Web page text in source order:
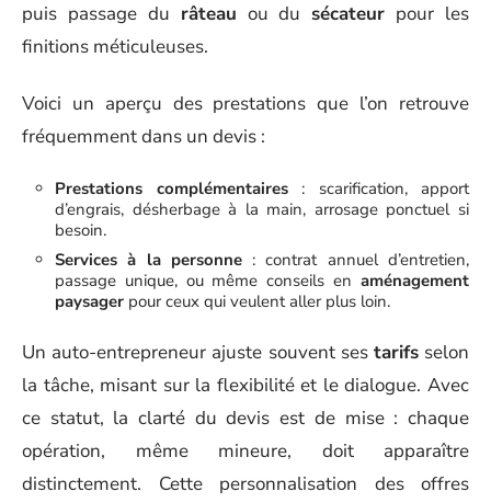
puis passage du râteau ou du sécateur pour les
finitions méticuleuses.
Voici un aperçu des prestations que l’on retrouve
fréquemment dans un devis :
Prestations complémentaires: scarification, apport
d’engrais, désherbage à la main, arrosage ponctuel si
besoin.
Services à la personne: contrat annuel d’entretien,
passage unique, ou même conseils en aménagement
paysager pour ceux qui veulent aller plus loin.
Un auto-entrepreneur ajuste souvent ses tarifsselon
la tâche, misant sur la flexibilité et le dialogue. Avec
ce statut, la clarté du devis est de mise : chaque
opération, même mineure, doit apparaître
distinctement. Cette personnalisation des offres